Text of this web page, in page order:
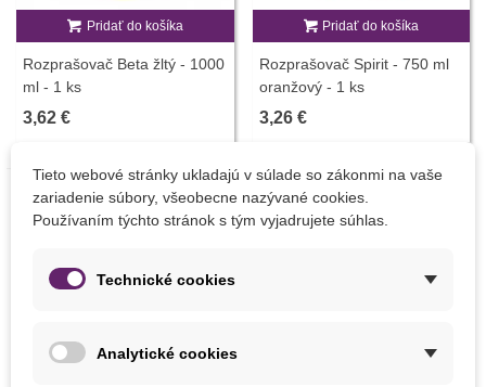
Pridať do košíka
Rozprašovač Beta žltý - 1000
ml - 1 ks
3,62 €
Pridať do košíka
Rozprašovač Spirit - 750 ml
oranžový - 1 ks
3,26 €
Tieto webové stránky ukladajú v súlade so zákonmi na vaše
zariadenie súbory, všeobecne nazývané cookies.
Používaním týchto stránok s tým vyjadrujete súhlas.
Technické cookies
Analytické cookies